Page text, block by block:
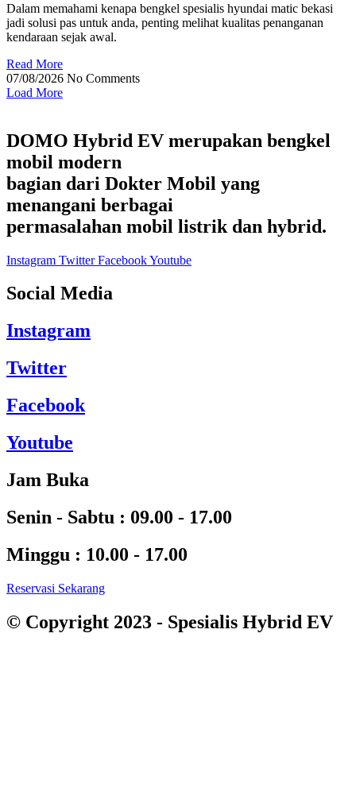
Dalam memahami kenapa bengkel spesialis hyundai matic bekasi
jadi solusi pas untuk anda, penting melihat kualitas penanganan
kendaraan sejak awal.
Read More
07/08/2026 No Comments
Load More
DOMO Hybrid EV merupakan bengkel
mobil modern
bagian dari Dokter Mobil yang
menangani berbagai
permasalahan mobil listrik dan hybrid.
Instagram Twitter FacebookYoutube
Social Media
Instagram
Twitter
Facebook
Youtube
Jam Buka
Senin - Sabtu : 09.00 - 17.00
Minggu : 10.00 - 17.00
Reservasi Sekarang
© Copyright 2023 - Spesialis Hybrid EV